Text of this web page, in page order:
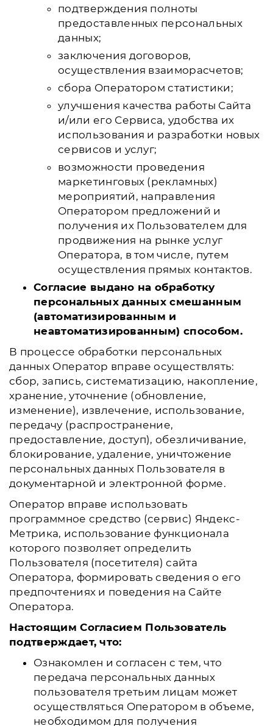
подтверждения полноты
предоставленных персональных
данных;
заключения договоров,
осуществления взаиморасчетов;
сбора Оператором статистики;
улучшения качества работы Сайта
и/или его Сервиса, удобства их
использования и разработки новых
сервисов и услуг;
возможности проведения
маркетинговых (рекламных)
мероприятий, направления
Оператором предложений и
получения их Пользователем для
продвижения на рынке услуг
Оператора, в том числе, путем
осуществления прямых контактов.
Согласие выдано на обработку
персональных данных смешанным
(автоматизированным и
неавтоматизированным) способом.
В процессе обработки персональных
данных Оператор вправе осуществлять:
сбор, запись, систематизацию, накопление,
хранение, уточнение (обновление,
изменение), извлечение, использование,
передачу (распространение,
предоставление, доступ), обезличивание,
блокирование, удаление, уничтожение
персональных данных Пользователя в
документарной и электронной форме.
Оператор вправе использовать
программное средство (сервис) Яндекс-
Метрика, использование функционала
которого позволяет определить
Пользователя (посетителя) сайта
Оператора, формировать сведения о его
предпочтениях и поведения на Сайте
Оператора.
Настоящим Согласием Пользователь
подтверждает, что:
Ознакомлен и согласен с тем, что
передача персональных данных
пользователя третьим лицам может
осуществляться Оператором в объеме,
необходимом для получения